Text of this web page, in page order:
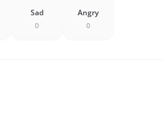
Sad
0
Angry
0